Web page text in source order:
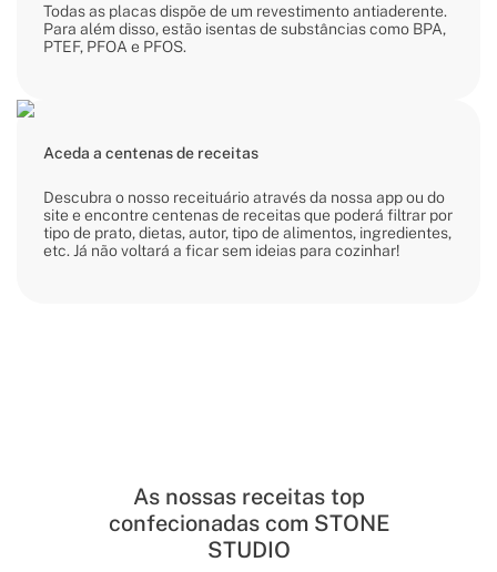
Todas as placas dispõe de um revestimento antiaderente.
Para além disso, estão isentas de substâncias como BPA,
PTEF, PFOA e PFOS.
Aceda a centenas de receitas
Descubra o nosso receituário através da nossa app ou do
site e encontre centenas de receitas que poderá filtrar por
tipo de prato, dietas, autor, tipo de alimentos, ingredientes,
etc. Já não voltará a ficar sem ideias para cozinhar!
As nossas receitas top
confecionadas com STONE
STUDIO